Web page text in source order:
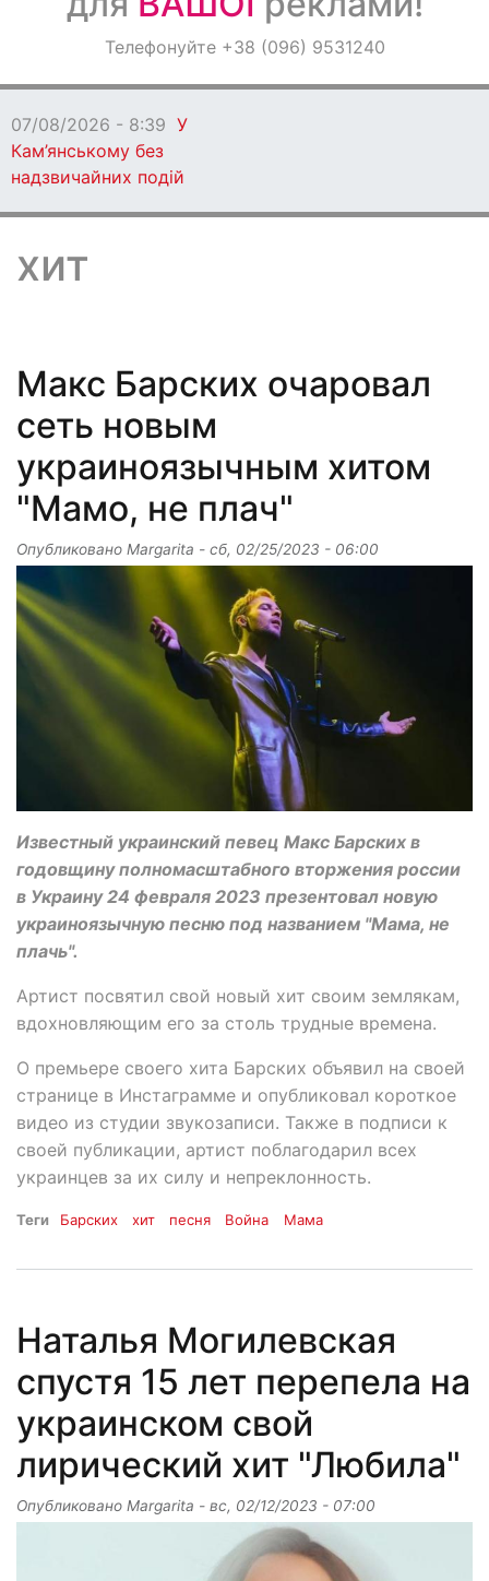
ОголошенняТелефонуйте +38 (096) 9531240
07/08/2026 - 8:36
хит
Макс Барских очаровал
сеть новым
украиноязычным хитом
"Мамо, не плач"
Опубликовано Margarita - сб, 02/25/2023 - 06:00
Известный украинский певец Макс Барских в
годовщину полномасштабного вторжения россии
в Украину 24 февраля 2023 презентовал новую
украиноязычную песню под названием "Мама, не
плачь".
Артист посвятил свой новый хит своим землякам,
вдохновляющим его за столь трудные времена.
О премьере своего хита Барских объявил на своей
странице в Инстаграмме и опубликовал короткое
видео из студии звукозаписи. Также в подписи к
своей публикации, артист поблагодарил всех
украинцев за их силу и непреклонность.
Теги Барских хит песня Война Мама
Наталья Могилевская
спустя 15 лет перепела на
украинском свой
лирический хит "Любила"
Опубликовано Margarita - вс, 02/12/2023 - 07:00